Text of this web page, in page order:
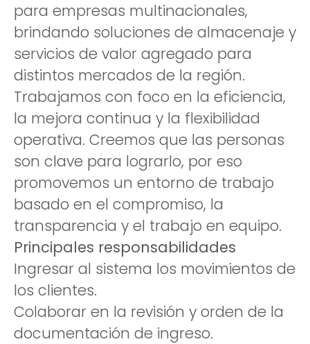
para empresas multinacionales,
brindando soluciones de almacenaje y
servicios de valor agregado para
distintos mercados de la región.
Trabajamos con foco en la eficiencia,
la mejora continua y la flexibilidad
operativa. Creemos que las personas
son clave para lograrlo, por eso
promovemos un entorno de trabajo
basado en el compromiso, la
transparencia y el trabajo en equipo.
Principales responsabilidades
Ingresar al sistema los movimientos de
los clientes.
Colaborar en la revisión y orden de la
documentación de ingreso.